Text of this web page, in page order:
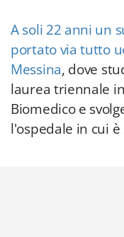
A soli 22 anni un
portato via tutto
Messina, dove
laurea triennale
Biomedico e
l'ospedale in cui